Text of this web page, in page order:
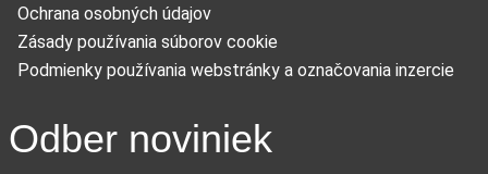
Ochrana osobných údajov
Zásady používania súborov cookie
Podmienky používania webstránky a označovania inzercie
Odber noviniek